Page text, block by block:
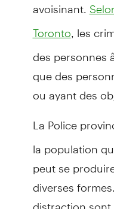
Toronto , les
des personnes
que des
ou ayant des
La Police
la population
peut se
diverses
distraction